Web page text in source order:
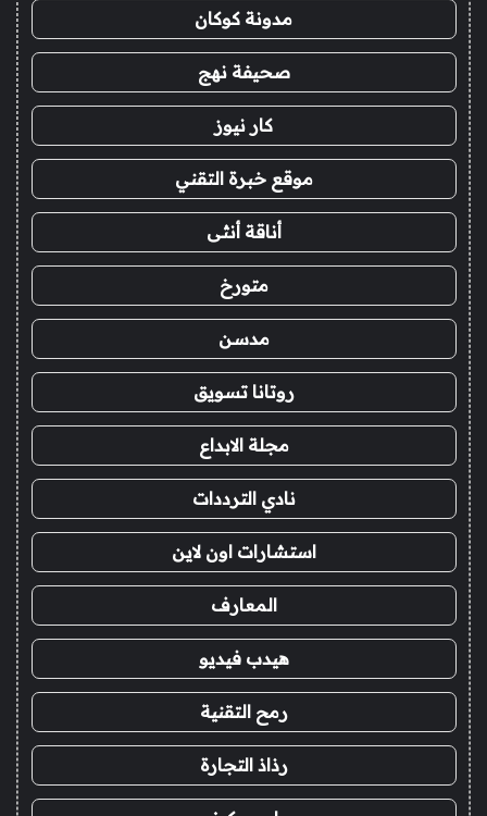
مدونة كوكان
صحيفة نهج
كار نيوز
موقع خبرة التقني
أناقة أنثى
متورخ
مدسن
روتانا تسويق
مجلة الابداع
نادي الترددات
استشارات اون لاين
المعارف
هيدب فيديو
رمح التقنية
رذاذ التجارة